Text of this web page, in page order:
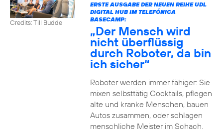
Credits: Till Budde
ERSTE AUSGABE DER NEUEN REIHE UDL
DIGITAL HUB IM TELEFÓNICA
BASECAMP:
„Der Mensch wird
nicht überflüssig
durch Roboter, da bin
ich sicher“
Roboter werden immer fähiger: Sie
mixen selbsttätig Cocktails, pflegen
alte und kranke Menschen, bauen
Autos zusammen, oder schlagen
menschliche Meister im Schach.